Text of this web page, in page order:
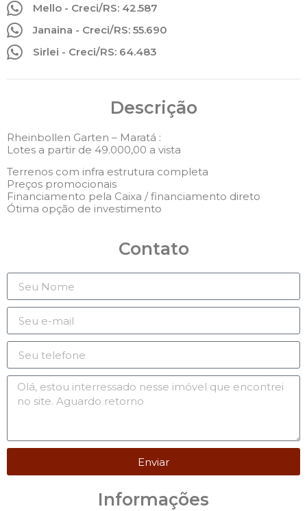
Mello - Creci/RS: 42.587
Janaina - Creci/RS: 55.690
Sirlei - Creci/RS: 64.483
Descrição
Rheinbollen Garten – Maratá :
Lotes a partir de 49.000,00 a vista
Terrenos com infra estrutura completa
Preços promocionais
Financiamento pela Caixa / financiamento direto
Ótima opção de investimento
Contato
Enviar
Informações